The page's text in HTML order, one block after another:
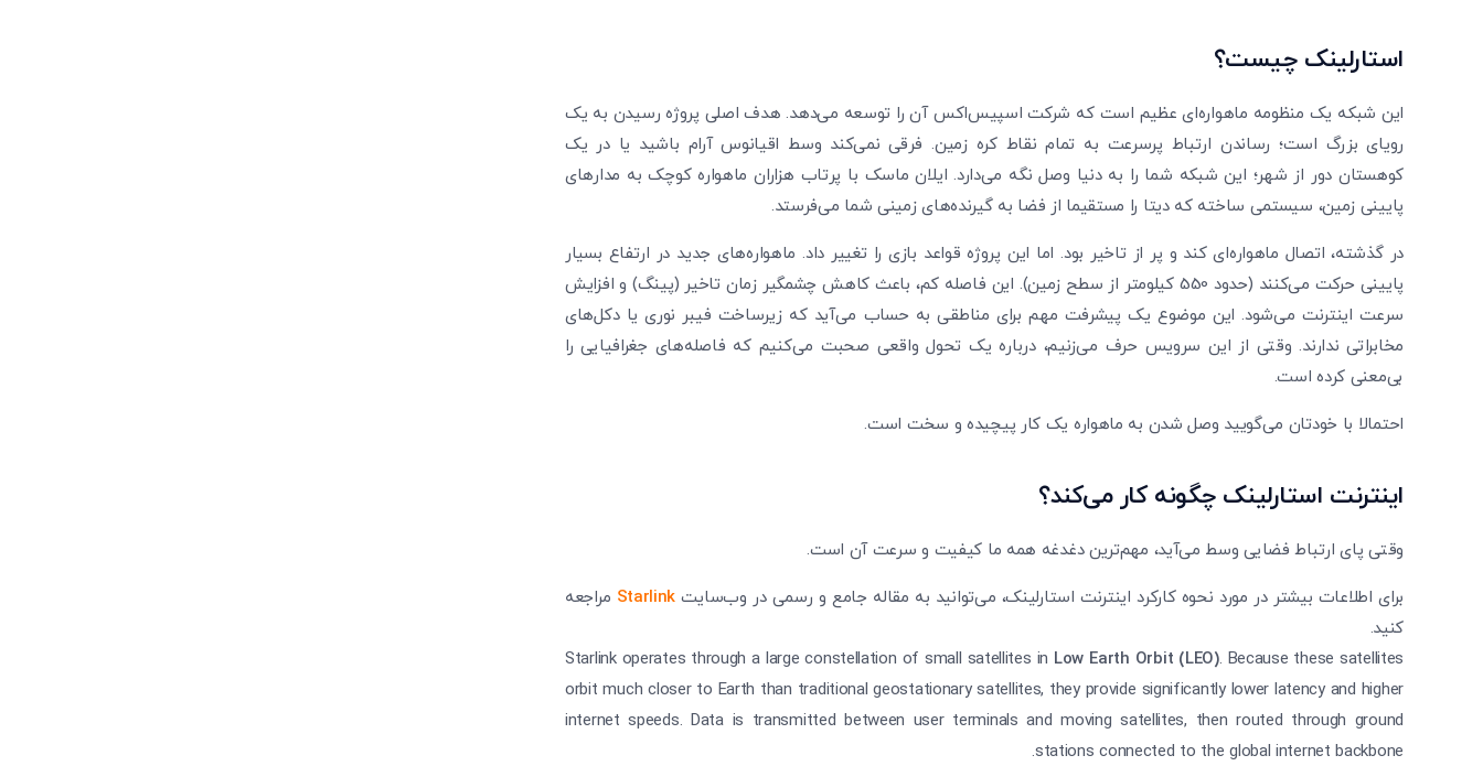
استارلینک چیست؟
این شبکه یک منظومه ماهواره‌ای عظیم است که شرکت اسپیس‌اکس آن را توسعه می‌دهد. هدف اصلی پروژه رسیدن به یک
رویای بزرگ است؛ رساندن ارتباط پرسرعت به تمام نقاط کره زمین. فرقی نمی‌کند وسط اقیانوس آرام باشید یا در یک
کوهستان دور از شهر؛ این شبکه شما را به دنیا وصل نگه می‌دارد. ایلان ماسک با پرتاب هزاران ماهواره کوچک به مدارهای
پایینی زمین، سیستمی ساخته که دیتا را مستقیما از فضا به گیرنده‌های زمینی شما می‌فرستد.
در گذشته، اتصال ماهواره‌ای کند و پر از تاخیر بود. اما این پروژه قواعد بازی را تغییر داد. ماهواره‌های جدید در ارتفاع بسیار
پایینی حرکت می‌کنند (حدود 550 کیلومتر از سطح زمین). این فاصله کم، باعث کاهش چشمگیر زمان تاخیر (پینگ) و افزایش
سرعت اینترنت می‌شود. این موضوع یک پیشرفت مهم برای مناطقی به حساب می‌آید که زیرساخت فیبر نوری یا دکل‌های
مخابراتی ندارند. وقتی از این سرویس حرف می‌زنیم، درباره یک تحول واقعی صحبت می‌کنیم که فاصله‌های جغرافیایی را
بی‌معنی کرده است.
احتمالا با خودتان می‌گویید وصل شدن به ماهواره یک کار پیچیده و سخت است.
اینترنت استارلینک چگونه کار می‌کند؟
وقتی پای ارتباط فضایی وسط می‌آید، مهم‌ترین دغدغه همه ما کیفیت و سرعت آن است.
برای اطلاعات بیشتر در مورد نحوه کارکرد اینترنت استارلینک، می‌توانید به مقاله جامع و رسمی در وب‌سایت Starlink مراجعه
کنید.
Starlink operates through a large constellation of small satellites in Low Earth Orbit (LEO). Because these satellites
orbit much closer to Earth than traditional geostationary satellites, they provide significantly lower latency and higher
internet speeds. Data is transmitted between user terminals and moving satellites, then routed through ground
stations connected to the global internet backbone.